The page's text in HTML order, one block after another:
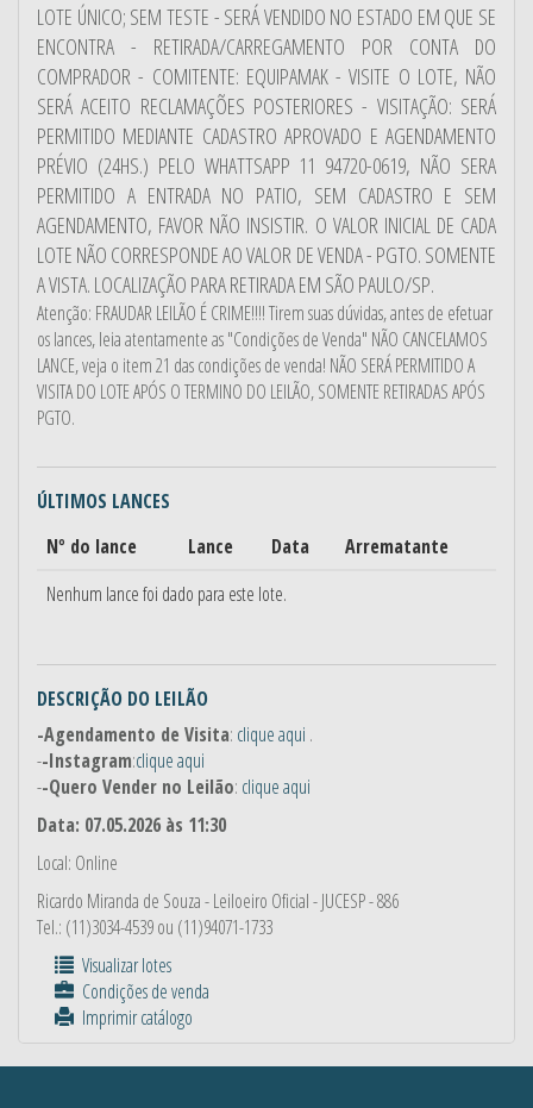
LOTE ÚNICO; SEM TESTE - SERÁ VENDIDO NO ESTADO EM QUE SE
ENCONTRA - RETIRADA/CARREGAMENTO POR CONTA DO
COMPRADOR - COMITENTE: EQUIPAMAK - VISITE O LOTE, NÃO
SERÁ ACEITO RECLAMAÇÕES POSTERIORES - VISITAÇÃO: SERÁ
PERMITIDO MEDIANTE CADASTRO APROVADO E AGENDAMENTO
PRÉVIO (24HS.) PELO WHATTSAPP 11 94720-0619, NÃO SERA
PERMITIDO A ENTRADA NO PATIO, SEM CADASTRO E SEM
AGENDAMENTO, FAVOR NÃO INSISTIR. O VALOR INICIAL DE CADA
LOTE NÃO CORRESPONDE AO VALOR DE VENDA - PGTO. SOMENTE
A VISTA. LOCALIZAÇÃO PARA RETIRADA EM SÃO PAULO/SP.
Atenção: FRAUDAR LEILÃO É CRIME!!!! Tirem suas dúvidas, antes de efetuar
os lances, leia atentamente as "Condições de Venda" NÃO CANCELAMOS
LANCE, veja o item 21 das condições de venda! NÃO SERÁ PERMITIDO A
VISITA DO LOTE APÓS O TERMINO DO LEILÃO, SOMENTE RETIRADAS APÓS
PGTO.
ÚLTIMOS LANCES
Nº do lance
Lance Data
Arrematante
Nenhum lance foi dado para este lote.
DESCRIÇÃO DO LEILÃO
-Agendamento de Visita: clique aqui .
--Instagram:clique aqui
--Quero Vender no Leilão: clique aqui
Data: 07.05.2026 às 11:30
Local: Online
Ricardo Miranda de Souza- Leiloeiro Oficial - JUCESP - 886
Tel.: (11)3034-4539 ou (11)94071-1733
Visualizar lotes
Condições de venda
Imprimir catálogo